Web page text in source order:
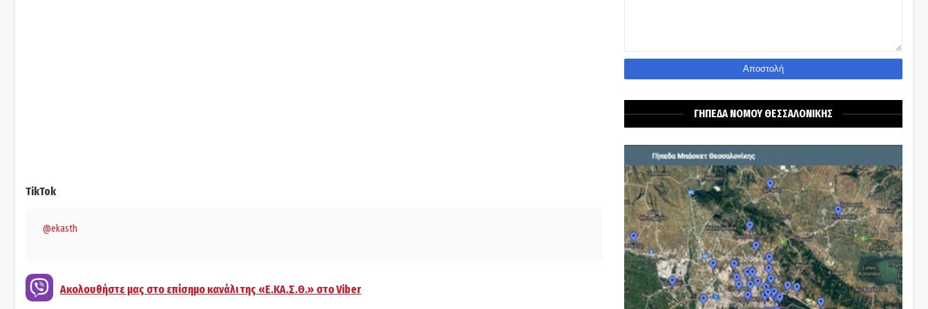
TikTok
@ekasth
Ακολουθήστε μας στο επίσημο κανάλι της «Ε.ΚΑ.Σ.Θ.» στο Viber
ΓΗΠΕΔΑ ΝΟΜΟΥ ΘΕΣΣΑΛΟΝΙΚΗΣ